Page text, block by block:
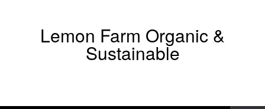
Lemon Farm Organic &
Sustainable